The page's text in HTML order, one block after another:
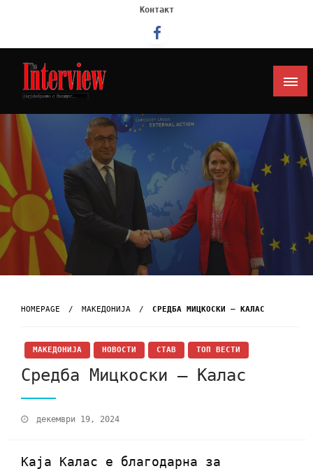
Контакт
Интервју
HOMEPAGE МАКЕДОНИЈА СРЕДБА МИЦКОСКИ – КАЛАС
МАКЕДОНИЈА НОВОСТИ СТАВ ТОП ВЕСТИ
Средба Мицкоски – Калас
декември 19, 2024
Каја Калас е благодарна за